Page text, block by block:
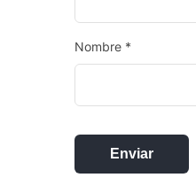
Nombre *